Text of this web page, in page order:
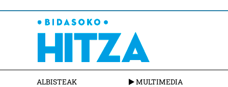
ALBISTEAK MULTIMEDIA